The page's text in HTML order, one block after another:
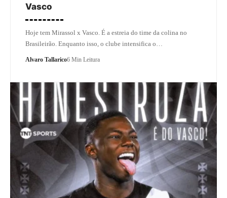
Vasco
Hoje tem Mirassol x Vasco. É a estreia do time da colina no
Brasileirão. Enquanto isso, o clube intensifica o…
Alvaro Tallarico6 Min Leitura